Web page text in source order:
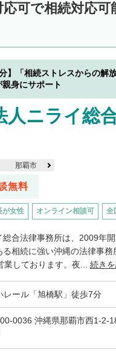
可で相続対応可
】「相続ストレスからの解
身にサポート
人ニライ総
那覇市
無料
が女性 オンライン相談可 全
合法律事務所は、2009年
相続に強い沖縄の法律事務
業しております。夜... 続き
レール「旭橋駅」徒歩7分
0036 沖縄県那覇市西1-2-